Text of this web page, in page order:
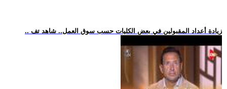
.. زيادة أعداد المقبولين في بعض الكليات حسب سوق العمل.. شاهد تف